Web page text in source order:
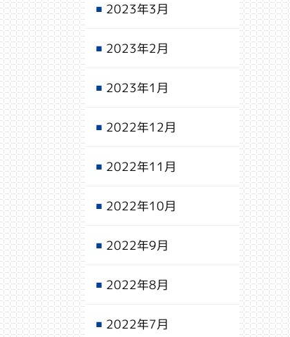
2023年3月
2023年2月
2023年1月
2022年12月
2022年11月
2022年10月
2022年9月
2022年8月
2022年7月